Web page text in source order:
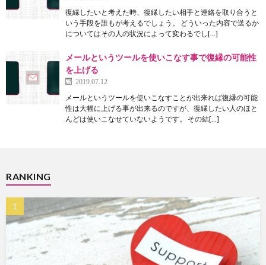
復縁したいと考えた時、復縁したい相手と連絡を取り合うと
いう手段を誰もが考えるでしょう。 どういった内容で送るか
についてはその人の状況によって変わるでし[…]
メールというツールを使いこなす事で復縁の可能性
を上げる
2019.07.12
メールというツールを使いこなすことが出来れば復縁の可能
性は大幅に上げる事が出来るのですが、復縁したい人のほと
んどは使いこなせていないようです。 その結[…]
RANKING